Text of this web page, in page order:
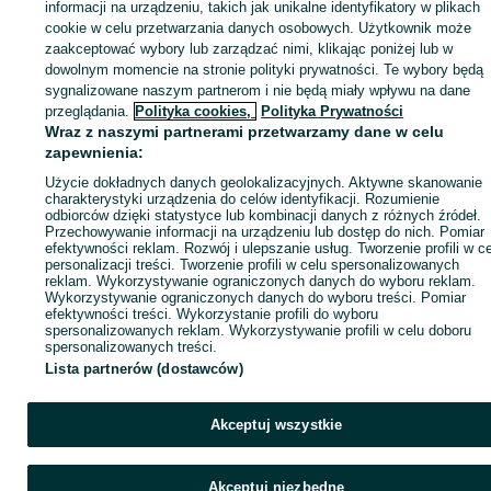
Zaloguj się lub załóż konto na OLX, aby skontaktować się z
sprzedającym
Zaloguj się / Załóż konto
informacji na urządzeniu, takich jak unikalne identyfikatory w plikach
cookie w celu przetwarzania danych osobowych. Użytkownik może
zaakceptować wybory lub zarządzać nimi, klikając poniżej lub w
dowolnym momencie na stronie polityki prywatności. Te wybory będą
sygnalizowane naszym partnerom i nie będą miały wpływu na dane
przeglądania. Polityka cookies, Polityka Prywatności
Wraz z naszymi partnerami przetwarzamy dane w celu
zapewnienia:
Użycie dokładnych danych geolokalizacyjnych. Aktywne skanowanie
charakterystyki urządzenia do celów identyfikacji. Rozumienie
odbiorców dzięki statystyce lub kombinacji danych z różnych źródeł.
Przechowywanie informacji na urządzeniu lub dostęp do nich. Pomiar
efektywności reklam. Rozwój i ulepszanie usług. Tworzenie profili w
personalizacji treści. Tworzenie profili w celu spersonalizowanych
reklam. Wykorzystywanie ograniczonych danych do wyboru reklam.
Wykorzystywanie ograniczonych danych do wyboru treści. Pomiar
efektywności treści. Wykorzystanie profili do wyboru
spersonalizowanych reklam. Wykorzystywanie profili w celu doboru
spersonalizowanych treści.
Lista partnerów (dostawców)
Akceptuj wszystkie
Akceptuj niezbędne